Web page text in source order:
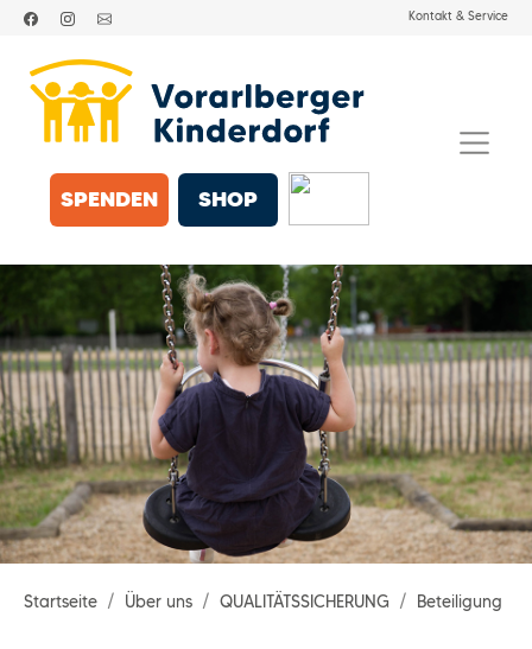
Kontakt & Service
SPENDEN SHOP
Startseite Über uns QUALITÄTSSICHERUNG Beteiligung